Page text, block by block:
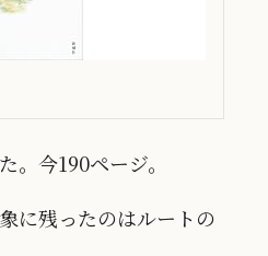
。今190ページ。
に残ったのはルートの